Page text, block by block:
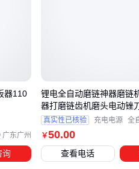
系统
统
性，同时确
实际选型
还是多轴
将直接影
广东广州
器110
询
￥50.00
锂电全自动磨链神器磨链
器打磨链齿机磨头电动锉
真实性已核验 充电电源 全
查看电话